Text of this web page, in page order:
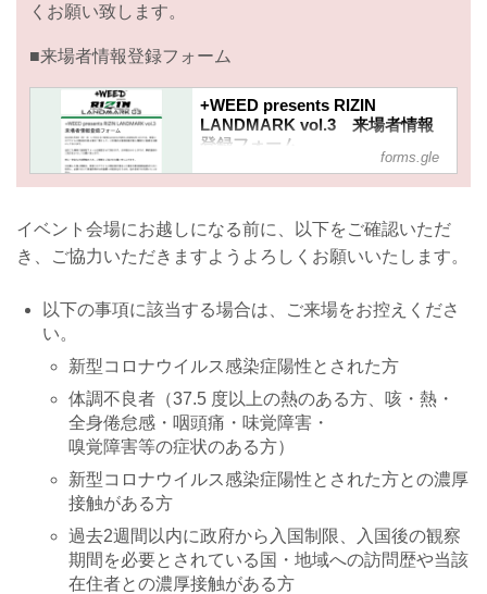
くお願い致します。
■来場者情報登録フォーム
+WEED presents RIZIN
LANDMARK vol.3 来場者情報
登録フォーム
2022年5月5日（祝・木）に行われる
大防止策の一環として、ご来場のお客
様全員の個人情報のご登録をお願いし
させて頂きます。お手数おかけします
い致します。
安心・安全な大会開催のため、ご理解
とご協力をお願い申し上げます。
※収集した個人情報は、新型コロナウ
イルス感染者が発生した場合の感染経
forms.gle
イベント会場にお越しになる前に、以下をご確認いただ
き、ご協力いただきますようよろしくお願いいたします。
以下の事項に該当する場合は、ご来場をお控えくださ
い。
新型コロナウイルス感染症陽性とされた方
体調不良者（37.5 度以上の熱のある方、咳・熱・
全身倦怠感・咽頭痛・味覚障害・
嗅覚障害等の症状のある方）
新型コロナウイルス感染症陽性とされた方との濃厚
接触がある方
過去2週間以内に政府から入国制限、入国後の観察
期間を必要とされている国・地域への訪問歴や当該
在住者との濃厚接触がある方